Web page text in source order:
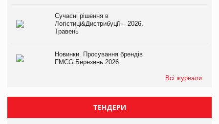
Сучасні рішення в
Логістиці&Дистрибуції – 2026.
Травень
Новинки. Просування брендів
FMCG.Березень 2026
Всі журнали
ТЕНДЕРИ